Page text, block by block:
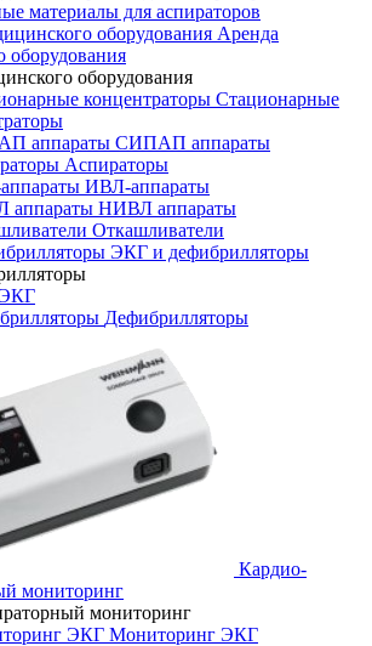
материалы для аспираторов
Аренда
оборудования
оборудования
Стационарные
СИПАП аппараты
Аспираторы
ИВЛ-аппараты
НИВЛ аппараты
Откашливатели
ЭКГ и дефибрилляторы
Дефибрилляторы
Кардио-
мониторинг
мониторинг
Мониторинг ЭКГ